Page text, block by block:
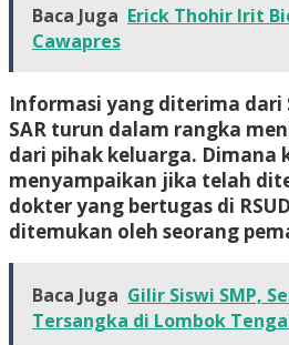
Baca Juga Erick Thohir Irit
Cawapres
Informasi yang diterima dari
SAR turun dalam rangka
dari pihak keluarga. Dimana
menyampaikan jika telah
dokter yang bertugas di
ditemukan oleh seorang
Baca Juga Gilir Siswi SMP,
Tersangka di Lombok